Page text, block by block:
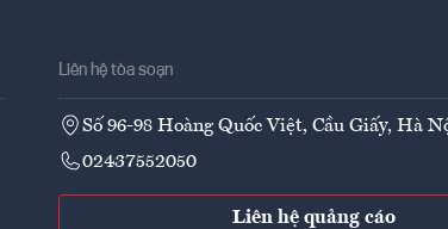
Liên hệ tòa soạn
Số 96-98 Hoàng Quốc Việt, Cầu Giấy, Hà
02437552050
Liên hệ quảng cáo